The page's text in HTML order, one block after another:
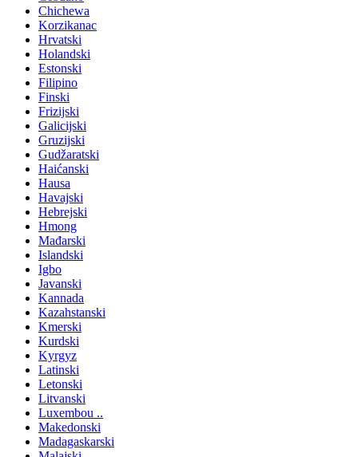
Chichewa
Korzikanac
Hrvatski
Holandski
Estonski
Filipino
Finski
Frizijski
Galicijski
Gruzijski
Gudžaratski
Haićanski
Hausa
Havajski
Hebrejski
Hmong
Mađarski
Islandski
Igbo
Javanski
Kannada
Kazahstanski
Kmerski
Kurdski
Kyrgyz
Latinski
Letonski
Litvanski
Luxembou ..
Makedonski
Madagaskarski